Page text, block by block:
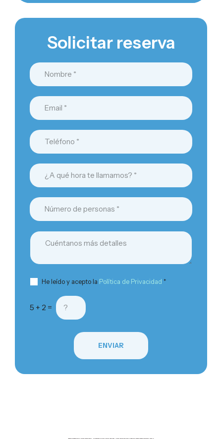
Solicitar reserva
He leído y acepto la Política de Privacidad *
5 + 2 =
ENVIAR